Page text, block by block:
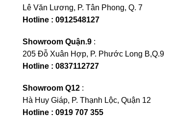
Lê Văn Lương, P. Tân Phong, Q. 7
Hotline : 0912548127
Showroom Quận.9 :
205 Đỗ Xuân Hợp, P. Phước Long B,Q.9
Hotline : 0837112727
Showroom Q12 :
Hà Huy Giáp, P. Thạnh Lộc, Quận 12
Hotline : 0919 707 355